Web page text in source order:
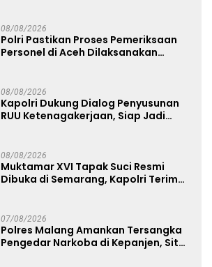
08/08/2026
Polri Pastikan Proses Pemeriksaan
Personel di Aceh Dilaksanakan
08/08/2026
Kapolri Dukung Dialog Penyusunan
RUU Ketenagakerjaan, Siap Jadi
08/08/2026
Muktamar XVI Tapak Suci Resmi
Dibuka di Semarang, Kapolri Terima
07/08/2026
Polres Malang Amankan Tersangka
Pengedar Narkoba di Kepanjen, Sita